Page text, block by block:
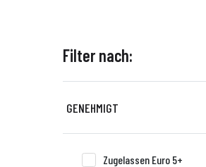
Filter nach:
GENEHMIGT
Zugelassen Euro 5+